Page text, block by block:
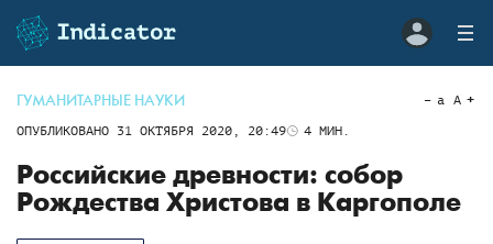
ГУМАНИТАРНЫЕ НАУКИ
ОПУБЛИКОВАНО 31 ОКТЯБРЯ 2020, 20:49 4 МИН.
a A
Российские древности: собор
Рождества Христова в Каргополе